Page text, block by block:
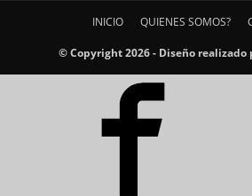
INICIO QUIENES SOMOS?
© Copyright 2026 - Diseño realizado